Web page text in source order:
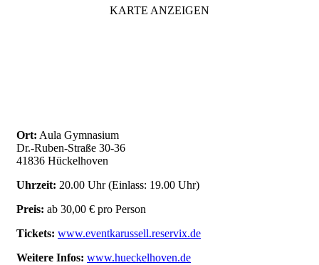
KARTE ANZEIGEN
Ort: Aula Gymnasium
Dr.-Ruben-Straße 30-36
41836 Hückelhoven
Uhrzeit: 20.00 Uhr (Einlass: 19.00 Uhr)
Preis: ab 30,00 € pro Person
Tickets: www.eventkarussell.reservix.de
Weitere Infos: www.hueckelhoven.de